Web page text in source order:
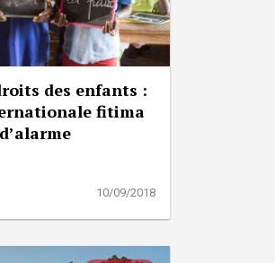
des enfants :
fitima
10/09/2018